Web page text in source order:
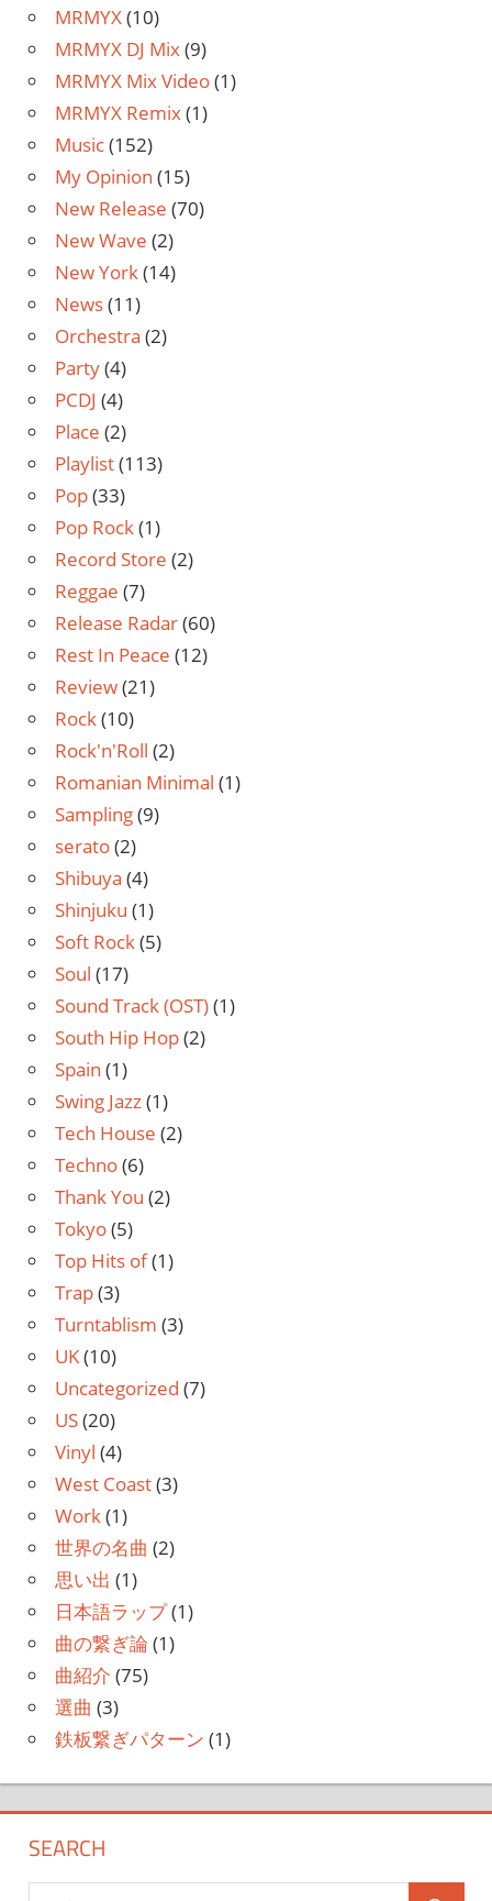
MRMYX(10)
MRMYX DJ Mix(9)
MRMYX Mix Video(1)
MRMYX Remix(1)
Music(152)
My Opinion (15)
New Release (70)
New Wave (2)
New York(14)
News(11)
Orchestra (2)
Party(4)
PCDJ (4)
Place (2)
Playlist(113)
Pop(33)
Pop Rock(1)
Record Store (2)
Reggae (7)
Release Radar(60)
Rest In Peace (12)
Review(21)
Rock(10)
Rock'n'Roll (2)
Romanian Minimal (1)
Sampling(9)
serato(2)
Shibuya (4)
Shinjuku (1)
Soft Rock(5)
Soul (17)
Sound Track (OST)(1)
South Hip Hop(2)
Spain (1)
Swing Jazz(1)
Tech House (2)
Techno(6)
Thank You (2)
Tokyo(5)
Top Hits of(1)
Trap(3)
Turntablism (3)
UK(10)
Uncategorized (7)
US(20)
Vinyl (4)
West Coast(3)
Work(1)
世界の名曲 (2)
思い出 (1)
日本語ラップ(1)
曲の繋ぎ論 (1)
曲紹介 (75)
選曲 (3)
鉄板繋ぎパターン (1)
SEARCH